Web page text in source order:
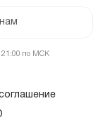
21:00 по МСК